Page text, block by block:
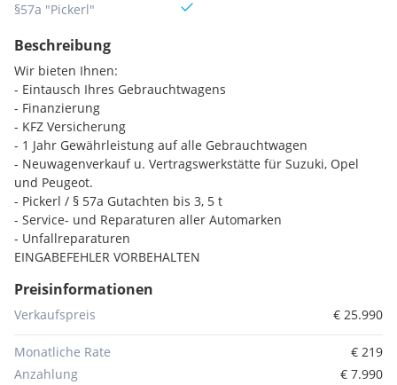
§57a "Pickerl"
Beschreibung
Wir bieten Ihnen:
- Eintausch Ihres Gebrauchtwagens
- Finanzierung
- KFZ Versicherung
- 1 Jahr Gewährleistung auf alle Gebrauchtwagen
- Neuwagenverkauf u. Vertragswerkstätte für Suzuki, Opel
und Peugeot.
- Pickerl / § 57a Gutachten bis 3, 5 t
- Service- und Reparaturen aller Automarken
- Unfallreparaturen
EINGABEFEHLER VORBEHALTEN
Preisinformationen
Verkaufspreis € 25.990
Monatliche Rate
€ 219
Anzahlung
€ 7.990